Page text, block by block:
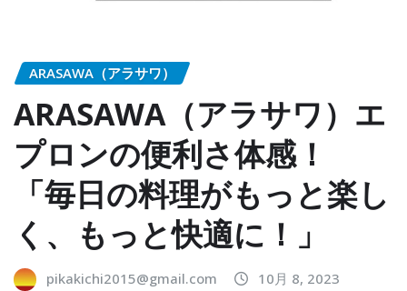
ARASAWA（アラサワ）
ARASAWA（アラサワ）エ
プロンの便利さ体感！
「毎日の料理がもっと楽し
く、もっと快適に！」
pikakichi2015@gmail.com
10月 8, 2023